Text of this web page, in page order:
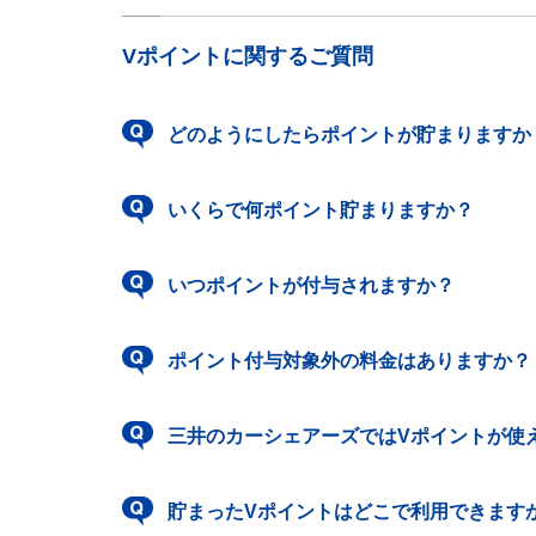
Vポイントに関するご質問
どのようにしたらポイントが貯まりますか
いくらで何ポイント貯まりますか？
いつポイントが付与されますか？
ポイント付与対象外の料金はありますか？
三井のカーシェアーズではVポイントが使
貯まったVポイントはどこで利用できます